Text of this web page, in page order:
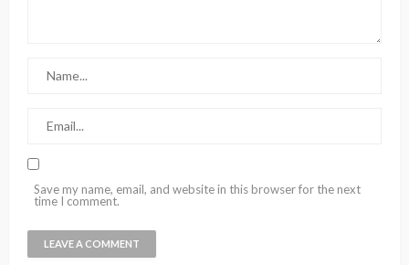
Save my name, email, and website in this browser for the next
time I comment.